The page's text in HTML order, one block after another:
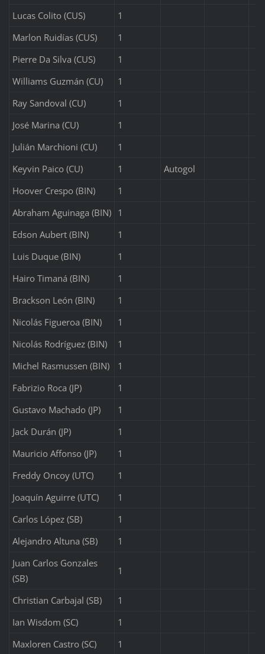
Lucas Colito (CUS)
1
Marlon Ruidías (CUS)
1
Pierre Da Silva (CUS)
1
Williams Guzmán (CU)
1
Ray Sandoval (CU)
1
José Marina (CU)
1
Julián Marchioni (CU)
1
Keyvin Paico (CU)
1
Autogol
Hoover Crespo (BIN)
1
Abraham Aguinaga (BIN)
1
Edson Aubert (BIN)
1
Luis Duque (BIN)
1
Hairo Timaná (BIN)
1
Brackson León (BIN)
1
Nicolás Figueroa (BIN)
1
Nicolás Rodríguez (BIN)
1
Michel Rasmussen (BIN)
1
Fabrizio Roca (JP)
1
Gustavo Machado (JP)
1
Jack Durán (JP)
1
Mauricio Affonso (JP)
1
Freddy Oncoy (UTC)
1
Joaquín Aguirre (UTC)
1
Carlos López (SB)
1
Alejandro Altuna (SB)
1
Juan Carlos Gonzales
(SB)
1
Christian Carbajal (SB)
1
Ian Wisdom (SC)
1
Maxloren Castro (SC)
1